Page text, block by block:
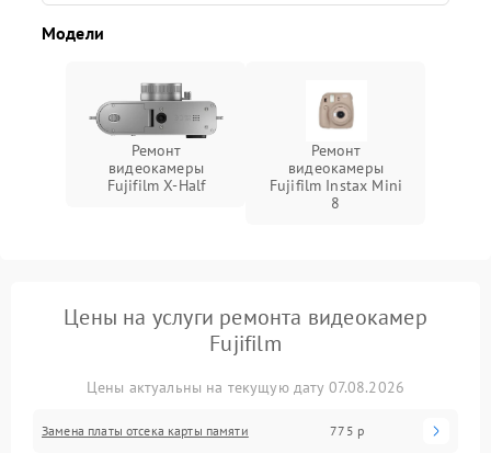
Модели
Ремонт
видеокамеры
Fujifilm X‑Half
Ремонт
видеокамеры
Fujifilm Instax Mini
8
Цены на услуги ремонта видеокамер
Fujifilm
Цены актуальны на текущую дату 07.08.2026
Замена платы отсека карты памяти 775 р